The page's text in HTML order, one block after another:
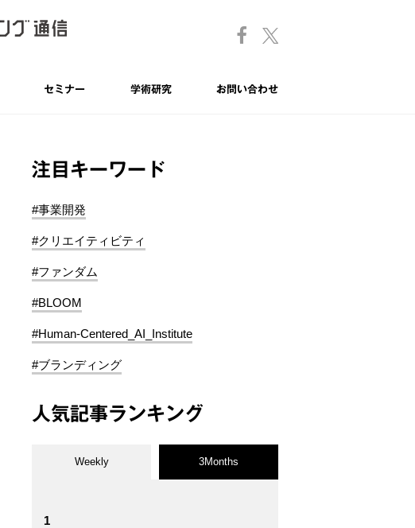
セミナー 学術研究 お問い合わせ
注目キーワード
#事業開発
#クリエイティビティ
#ファンダム
#BLOOM
#Human-Centered_AI_Institute
#ブランディング
人気記事ランキング
Weekly 3Months
1